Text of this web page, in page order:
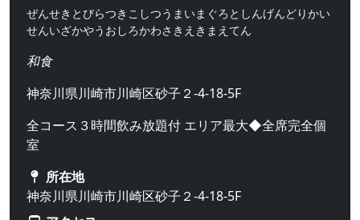
ぜんせきとびらつきこしつうまいまぐろとしんげんどりかい
せんいざかやうおしろかわさきえきまえてん
和食
神奈川県川崎市川崎区砂子２-4-18-5F
全コース３時間飲み放題付 エリア最大◆全席完全個
室
所在地
神奈川県川崎市川崎区砂子２-4-18-5F